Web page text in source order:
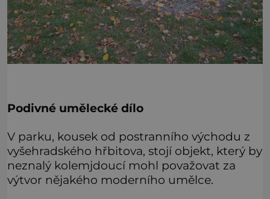
Podivné umělecké dílo
V parku, kousek od postranního východu z
vyšehradského hřbitova, stojí objekt, který by
neznalý kolemjdoucí mohl považovat za
výtvor nějakého moderního umělce.